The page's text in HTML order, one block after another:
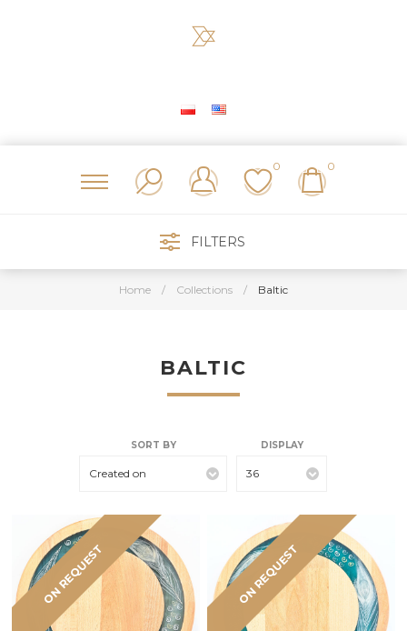
0 0
FILTERS
Home / Collections / Baltic
BALTIC
SORT BY
Created on
DISPLAY
36
ON REQUEST ON REQUEST